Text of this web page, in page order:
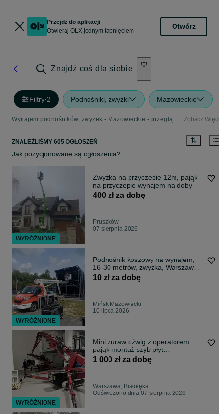
Przejdź do aplikacji
Otwieraj OLX jednym tapnięciem
Otwórz
Znajdź coś dla siebie
Filtry·2 Podnośniki, zwyżki Mazowieckie
Wynajem podnośników, zwyżek - Mazowieckie - przeglądaj ciężki sprzęt budowlany w kategorii Urządzenia, maszyny i narzędzia Zobacz
ZNALEŹLIŚMY 605 OGŁOSZEŃ
Jak pozycjonowane są ogłoszenia?
Zwyżka na przyczepie 12m, pająk
na przyczepie wynajem na doby
400 zł za dobę
Pruszków
07 sierpnia 2026
Podnośnik koszowy na wynajem,
16-30 metrów, zwyżka, Warszawa,
Łódź. Bez operatora
10 zł za dobę
Mińsk Mazowiecki
10 lipca 2026
Mini żuraw dźwig z operatorem
pająk montaż szyb płyt
warstwowych okien
1 000 zł za dobę
Warszawa, Białołęka
Odświeżono dnia 07 sierpnia 2026
WYRÓŻNIONE
WYRÓŻNIONE
WYRÓŻNIONE